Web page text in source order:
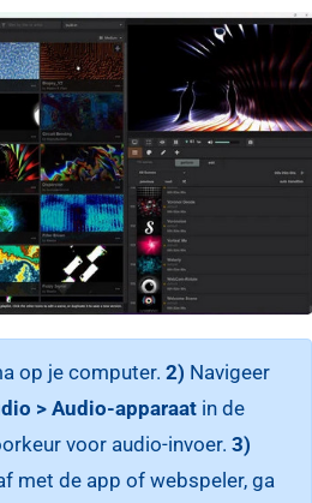
op je computer. 2) Navigeer
> Audio-apparaat in de
voor audio-invoer. 3)
met de app of webspeler, ga